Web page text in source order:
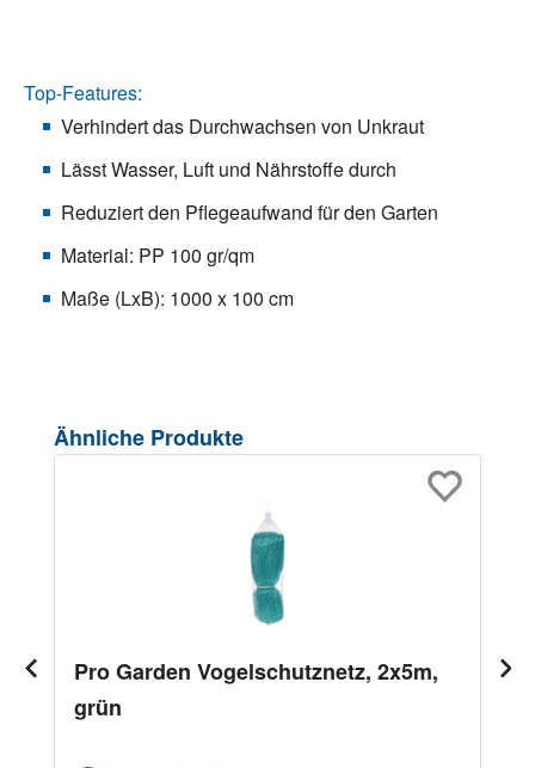
Top-Features:
Verhindert das Durchwachsen von Unkraut
Lässt Wasser, Luft und Nährstoffe durch
Reduziert den Pflegeaufwand für den Garten
Material: PP 100 gr/qm
Maße (LxB): 1000 x 100 cm
Produktgalerie überspringen
Ähnliche Produkte
Pro Garden Vogelschutznetz, 2x5m,
grün